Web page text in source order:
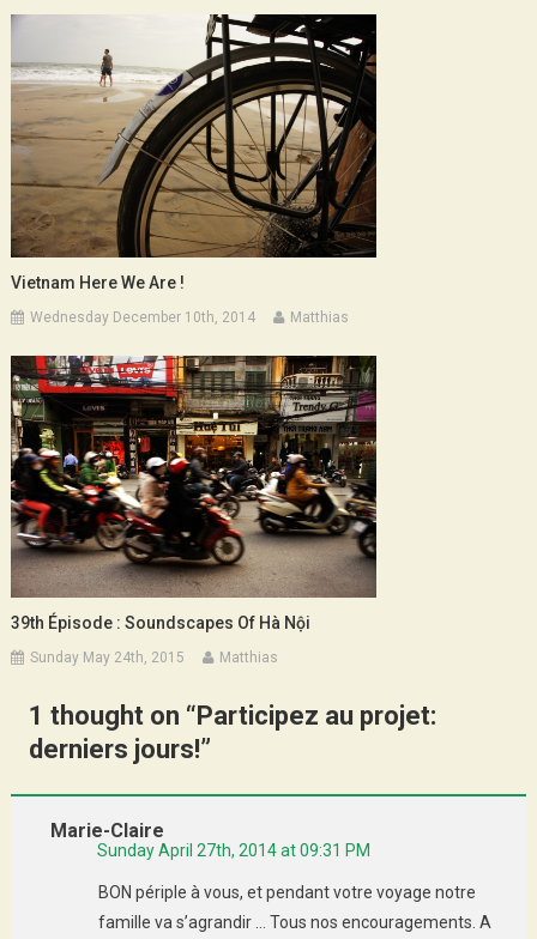
Vietnam Here We Are !
Wednesday December 10th, 2014 Matthias
39th Épisode : Soundscapes Of Hà Nội
Sunday May 24th, 2015 Matthias
1 thought on “ Participez au projet:
derniers jours!”
Marie-Claire
Sunday April 27th, 2014 at 09:31 PM
BON périple à vous, et pendant votre voyage notre
famille va s’agrandir … Tous nos encouragements. A